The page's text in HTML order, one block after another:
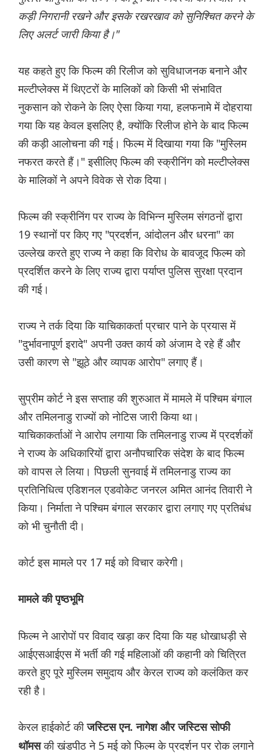
कड़ी निगरानी रखने और इसके रखरखाव को सुनिश्चित करने के
लिए अलर्ट जारी किया है।"
यह कहते हुए कि फिल्म की रिलीज को सुविधाजनक बनाने और
मल्टीप्लेक्स में थिएटरों के मालिकों को किसी भी संभावित
नुकसान को रोकने के लिए ऐसा किया गया, हलफनामे में दोहराया
गया कि यह केवल इसलिए है, क्योंकि रिलीज होने के बाद फिल्म
की कड़ी आलोचना की गई। फिल्म में दिखाया गया कि "मुस्लिम
नफरत करते हैं।" इसीलिए फिल्म की स्क्रीनिंग को मल्टीप्लेक्स
के मालिकों ने अपने विवेक से रोक दिया।
फिल्म की स्क्रीनिंग पर राज्य के विभिन्न मुस्लिम संगठनों द्वारा
19 स्थानों पर किए गए "प्रदर्शन, आंदोलन और धरना" का
उल्लेख करते हुए राज्य ने कहा कि विरोध के बावजूद फिल्म को
प्रदर्शित करने के लिए राज्य द्वारा पर्याप्त पुलिस सुरक्षा प्रदान
की गई।
राज्य ने तर्क दिया कि याचिकाकर्ता प्रचार पाने के प्रयास में
"दुर्भावनापूर्ण इरादे" अपनी उक्त कार्य को अंजाम दे रहे हैं और
उसी कारण से "झूठे और व्यापक आरोप" लगाए हैं।
सुप्रीम कोर्ट ने इस सप्ताह की शुरुआत में मामले में पश्चिम बंगाल
और तमिलनाडु राज्यों को नोटिस जारी किया था।
याचिकाकर्ताओं ने आरोप लगाया कि तमिलनाडु राज्य में प्रदर्शकों
ने राज्य के अधिकारियों द्वारा अनौपचारिक संदेश के बाद फिल्म
को वापस ले लिया। पिछली सुनवाई में तमिलनाडु राज्य का
प्रतिनिधित्व एडिशनल एडवोकेट जनरल अमित आनंद तिवारी ने
किया। निर्माता ने पश्चिम बंगाल सरकार द्वारा लगाए गए प्रतिबंध
को भी चुनौती दी।
कोर्ट इस मामले पर 17 मई को विचार करेगी।
मामले की पृष्ठभूमि
फिल्म ने आरोपों पर विवाद खड़ा कर दिया कि यह धोखाधड़ी से
आईएसआईएस में भर्ती की गई महिलाओं की कहानी को चित्रित
करते हुए पूरे मुस्लिम समुदाय और केरल राज्य को कलंकित कर
रही है।
केरल हाईकोर्ट कीजस्टिस एन. नागेश और जस्टिस सोफी
थॉमसकी खंडपीठ ने 5 मई को फिल्म के प्रदर्शन पर रोक लगाने